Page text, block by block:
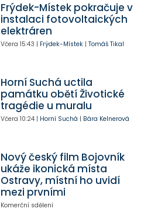
Frýdek-Místek pokračuje v
instalaci fotovoltaických
elektráren
Včera 15:43 | Frýdek-Místek| Tomáš Tikal
Horní Suchá uctila
památku obětí Životické
tragédie u muralu
Včera 10:24| Horní Suchá | Bára Kelnerová
Nový český film Bojovník
ukáže ikonická místa
Ostravy, místní ho uvidí
mezi prvními
Komerční sdělení